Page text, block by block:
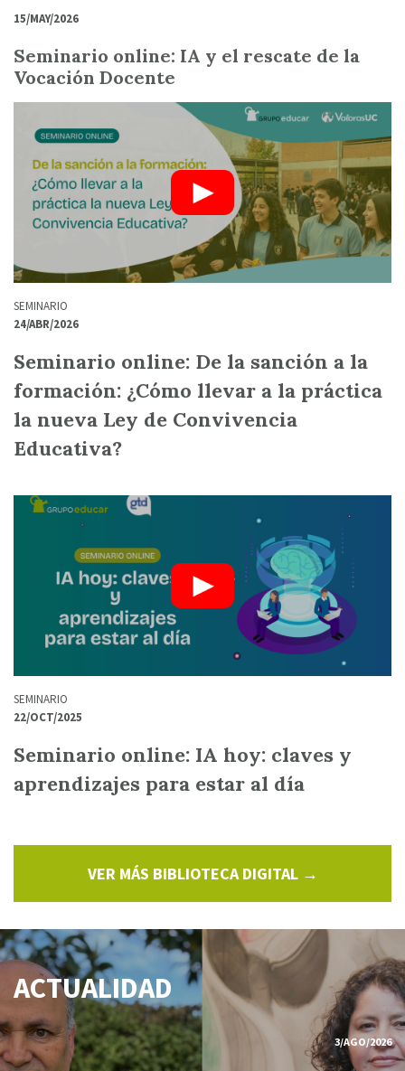
15/MAY/2026
Seminario online: IA y el rescate de la
Vocación Docente
SEMINARIO
24/ABR/2026
Seminario online: De la sanción a la
formación: ¿Cómo llevar a la práctica
la nueva Ley de Convivencia
Educativa?
SEMINARIO
22/OCT/2025
Seminario online: IA hoy: claves y
aprendizajes para estar al día
VER MÁS BIBLIOTECA DIGITAL →
ACTUALIDAD
3/AGO/2026